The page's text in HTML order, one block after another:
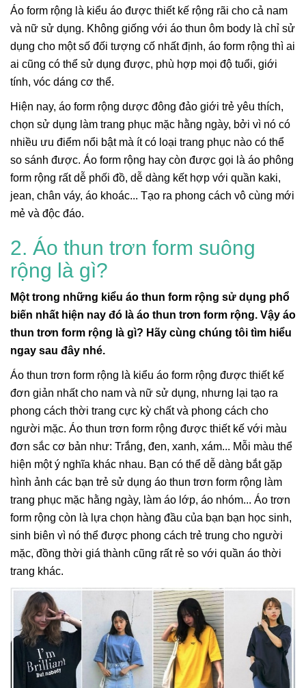
Áo form rộng là kiểu áo được thiết kế rộng rãi cho cả nam
và nữ sử dụng. Không giống với áo thun ôm body là chỉ sử
dụng cho một số đối tượng cố nhất định, áo form rộng thì ai
ai cũng có thể sử dụng được, phù hợp mọi độ tuổi, giới
tính, vóc dáng cơ thể.
Hiện nay, áo form rộng dược đông đảo giới trẻ yêu thích,
chọn sử dụng làm trang phục mặc hằng ngày, bởi vì nó có
nhiều ưu điểm nổi bật mà ít có loại trang phục nào có thể
so sánh được. Áo form rộng hay còn được gọi là áo phông
form rộng rất dễ phối đồ, dễ dàng kết hợp với quần kaki,
jean, chân váy, áo khoác... Tạo ra phong cách vô cùng mới
mẻ và độc đáo.
2. Áo thun trơn form suông
rộng là gì?
Một trong những kiểu áo thun form rộng sử dụng phổ
biến nhất hiện nay đó là áo thun trơn form rộng. Vậy áo
thun trơn form rộng là gì? Hãy cùng chúng tôi tìm hiểu
ngay sau đây nhé.
Áo thun trơn form rộng là kiểu áo form rộng được thiết kế
đơn giản nhất cho nam và nữ sử dụng, nhưng lại tạo ra
phong cách thời trang cực kỳ chất và phong cách cho
người mặc. Áo thun trơn form rộng được thiết kế với màu
đơn sắc cơ bản như: Trắng, đen, xanh, xám... Mỗi màu thể
hiện một ý nghĩa khác nhau. Bạn có thể dễ dàng bắt gặp
hình ảnh các bạn trẻ sử dụng áo thun trơn form rộng làm
trang phục mặc hằng ngày, làm áo lớp, áo nhóm... Áo trơn
form rộng còn là lựa chọn hàng đầu của bạn bạn học sinh,
sinh biên vì nó thể được phong cách trẻ trung cho người
mặc, đồng thời giá thành cũng rất rẻ so với quần áo thời
trang khác.